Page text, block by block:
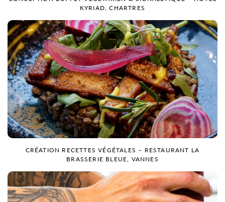
KYRIAD, CHARTRES
CRÉATION RECETTES VÉGÉTALES – RESTAURANT LA
BRASSERIE BLEUE, VANNES